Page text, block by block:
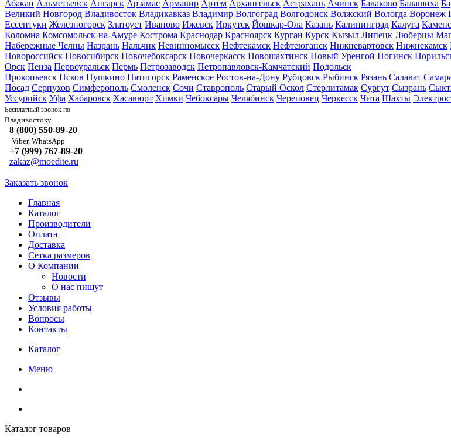
Абакан Альметьевск Ангарск Арзамас Армавир Артём Архангельск Астрахань Ачинск Балаково Балашиха
Великий Новгород Владивосток Владикавказ Владимир Волгоград Волгодонск Волжский Вологда Воронеж
Ессентуки Железногорск Златоуст Иваново Ижевск Иркутск Йошкар-Ола Казань Калининград Калуга
Коломна Комсомольск-на-Амуре Кострома Краснодар Красноярск Курган Курск Кызыл Липецк Люберцы
Набережные Челны Назрань Нальчик Невинномысск Нефтекамск Нефтеюганск Нижневартовск Нижнекамск
Новороссийск Новосибирск Новочебоксарск Новочеркасск Новошахтинск Новый Уренгой Ногинск
Орск Пенза Первоуральск Пермь Петрозаводск Петропавловск-Камчатский Подольск
Прокопьевск Псков Пушкино Пятигорск Раменское Ростов-на-Дону Рубцовск Рыбинск Рязань Салават
Посад Серпухов Симферополь Смоленск Сочи Ставрополь Старый Оскол Стерлитамак Сургут Сызрань
Уссурийск Уфа Хабаровск Хасавюрт Химки Чебоксары Челябинск Череповец Черкесск Чита Шахты
Бесплатный звонок по
Владивостоку
8 (800) 550-89-20
Viber, WhatsApp
+7 (999) 767-89-20
zakaz@moedite.ru
Заказать звонок
Главная
Каталог
Производители
Оплата
Доставка
Сетка размеров
О Компании
Новости
О нас пишут
Отзывы
Условия работы
Вопросы
Контакты
Каталог
Меню
Каталог товаров